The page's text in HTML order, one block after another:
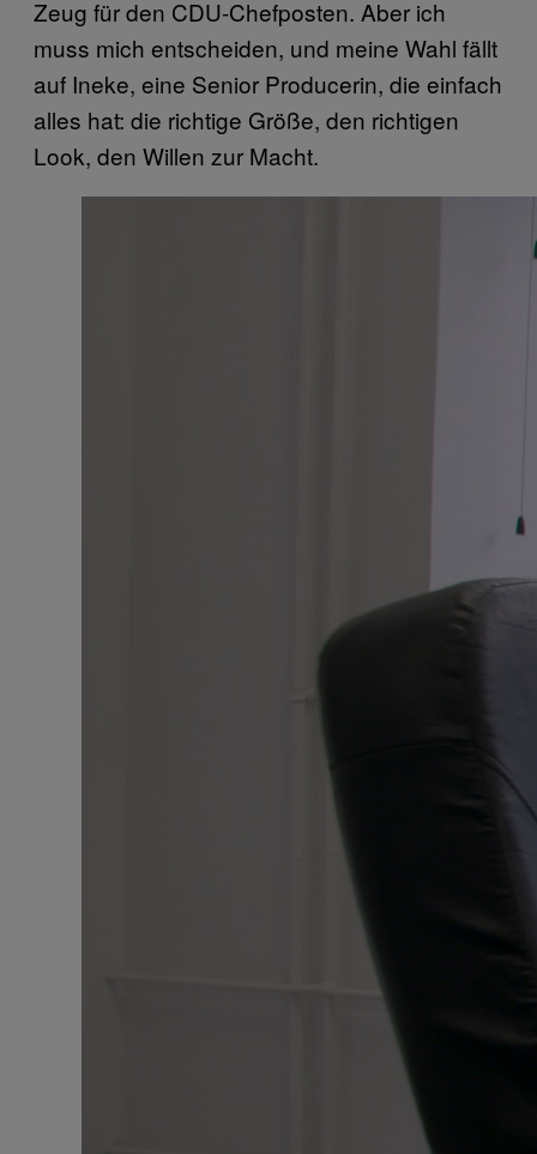
Zeug für den CDU-Chefposten. Aber ich
muss mich entscheiden, und meine Wahl fällt
auf Ineke, eine Senior Producerin, die einfach
alles hat: die richtige Größe, den richtigen
Look, den Willen zur Macht.